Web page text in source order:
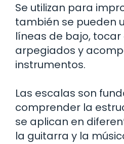
Se utilizan para
también se pueden
líneas de bajo,
arpegiados y
instrumentos.
Las escalas son
comprender la
se aplican en
la guitarra y la